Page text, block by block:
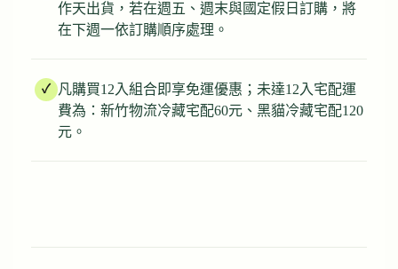
作天出貨，若在週五、週末與國定假日訂購，將
在下週一依訂購順序處理。
凡購買12入組合即享免運優惠；未達12入宅配運
費為：新竹物流冷藏宅配60元、黑貓冷藏宅配120
元。